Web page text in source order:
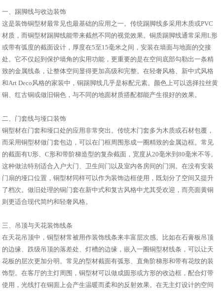
一、踢脚线与收边装饰
这是装饰铜型材最常见也最基础的应用之一。传统踢脚线多采用木质或PVC
材质，而铜型材踢脚线能带来截然不同的视觉效果。铜质踢脚线通常采用L形
或带有弧度的截面设计，厚度在5至15毫米之间，安装在墙面与地面的交接
处。它不仅起到保护墙角的实用功能，更重要的是在空间底部勾勒出一条精
致的金属线条，让整体空间显得更加高级和完整。在轻奢风格、新中式风格
和Art Deco风格的家装中，铜踢脚线几乎是标配元素。颜色上可以选择拉丝黄
铜、红古铜或做旧铜色，与不同的地面材质搭配都能产生很好的效果。
二、门套线与垭口装饰
铜型材在门套和垭口处的应用非常突出。传统木门套多为木质或石材包覆，
而采用铜型材做门套包边，可以在门框周围形成一圈精致的金属边框。常见
的截面有U形、C形和带阶梯造型的复杂截面，宽度从20毫米到80毫米不等。
这种做法特别适合入户大门、卫生间门以及室内各房间的门洞。在没有安装
门扇的垭口位置，铜型材同样可以作为装饰边框使用，既划分了空间又提升
了档次。做旧处理的铜门套在新中式和复古风格中尤其受欢迎，而亮面黄铜
则更适合现代简约和轻奢风格。
三、吊顶与天花装饰线条
在天花吊顶中，铜型材常被用作装饰线条来丰富层次感。比如在石膏板吊顶
的边缘、跌级吊顶的落差处、灯槽的边缘，嵌入一圈铜型材线条，可以让天
花板的层次更加分明。常见的型材截面有弧形、直角阶梯形和带有花纹的装
饰型。在客厅的主灯周围，铜型材可以做成圆形或方形的收边框，配合灯带
使用，光线打在铜面上会产生温暖而柔和的反射效果。在无主灯设计的空间